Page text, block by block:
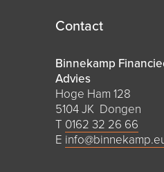
Contact
Binnekamp
Advies
Hoge Ham 128
5104 JK Dongen
T 0162 32 26 66
E